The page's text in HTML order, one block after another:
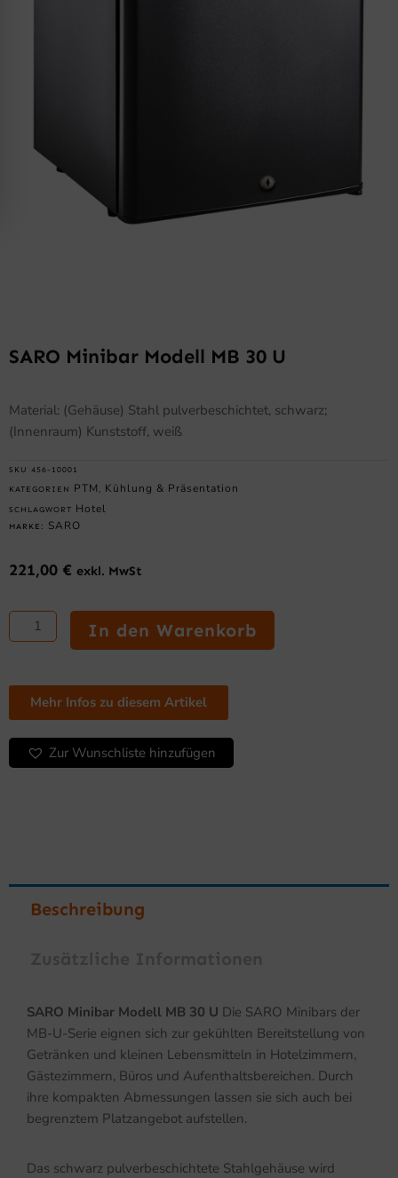
SARO Minibar Modell MB 30 U
Material: (Gehäuse) Stahl pulverbeschichtet, schwarz;
(Innenraum) Kunststoff, weiß
SKU 456-10001
KATEGORIEN PTM , Kühlung & Präsentation
SCHLAGWORT Hotel
MARKE: SARO
221,00 € exkl. MwSt
SARO
Minibar
Modell
30
Menge
In den Warenkorb
Mehr Infos zu diesem Artikel
Zur Wunschliste hinzufügen
Beschreibung
SARO Minibar Modell MB 30 U Die SARO Minibars der
MB-U-Serie eignen sich zur gekühlten Bereitstellung von
Getränken und kleinen Lebensmitteln in Hotelzimmern,
Gästezimmern, Büros und Aufenthaltsbereichen. Durch
ihre kompakten Abmessungen lassen sie sich auch bei
begrenztem Platzangebot aufstellen.
Das schwarz pulverbeschichtete Stahlgehäuse wird